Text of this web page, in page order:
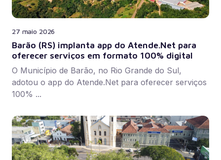
27 maio 2026
Barão (RS) implanta app do Atende.Net para
oferecer serviços em formato 100% digital
O Município de Barão, no Rio Grande do Sul,
adotou o app do Atende.Net para oferecer serviços
100% ...